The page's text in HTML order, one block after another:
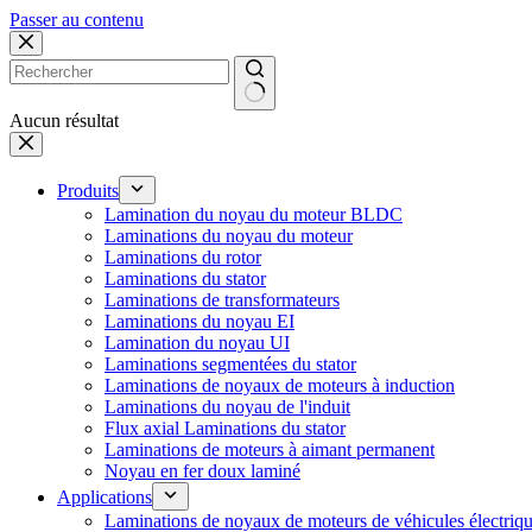
Passer au contenu
Aucun résultat
Produits
Lamination du noyau du moteur BLDC
Laminations du noyau du moteur
Laminations du rotor
Laminations du stator
Laminations de transformateurs
Laminations du noyau EI
Lamination du noyau UI
Laminations segmentées du stator
Laminations de noyaux de moteurs à induction
Laminations du noyau de l'induit
Flux axial Laminations du stator
Laminations de moteurs à aimant permanent
Noyau en fer doux laminé
Applications
Laminations de noyaux de moteurs de véhicules